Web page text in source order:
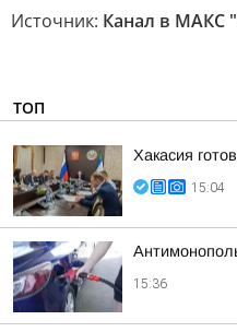
Источник: Канал в МАКС
ТОП
Хакасия
15:04
15:36